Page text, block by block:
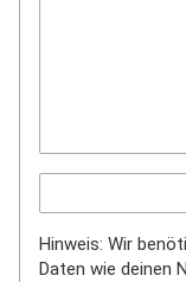
Hinweis: Wir
Daten wie deinen